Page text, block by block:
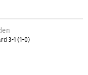
3-1 (1-0)